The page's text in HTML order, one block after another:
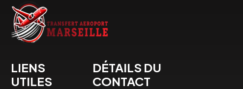
LIENS
UTILES
DÉTAILS DU
CONTACT